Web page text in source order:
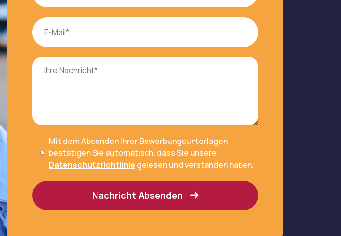
Mit dem Absenden Ihrer Bewerbungsunterlagen
bestätigen Sie automatisch, dass Sie unsere
Datenschutzrichtlinie gelesen und verstanden haben.
Nachricht Absenden